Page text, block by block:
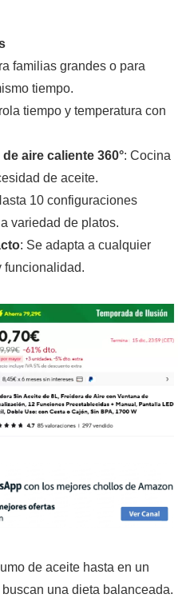
familias grandes o para
tiempo.
tiempo y temperatura con
aire caliente 360°: Cocina
de aceite.
10 configuraciones
variedad de platos.
: Se adapta a cualquier
funcionalidad.
de aceite hasta en un
una dieta balanceada.